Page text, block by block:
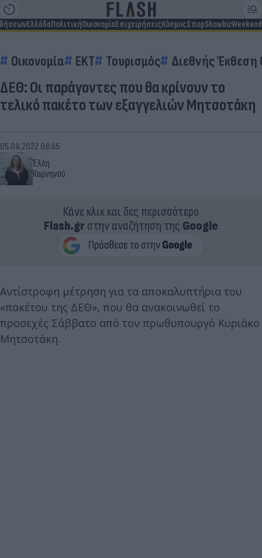
ΕλλάδαΠολιτικήΟικονομίαΕπιχειρήσειςΚόσμοςΣπορShowbizWeekend
Οικονομία EKT Τουρισμός Διεθνής
ΔΕΘ: Οι παράγοντες που θα κρίνουν το
τελικό πακέτο των εξαγγελιών Μητσοτάκη
Έλλη
Κομνηνού
05.09.2022 08:45
Κάνε κλικ και δες περισσότερο
Flash.grστην αναζήτηση της Google
Αντίστροφη μέτρηση για τα αποκαλυπτήρια του
«πακέτου της ΔΕΘ», που θα ανακοινωθεί το
προσεχές Σάββατο από τον πρωθυπουργό Κυριάκο
Μητσοτάκη.